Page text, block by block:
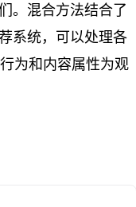
。混合方法结合了
系统，可以处理各
为和内容属性为观